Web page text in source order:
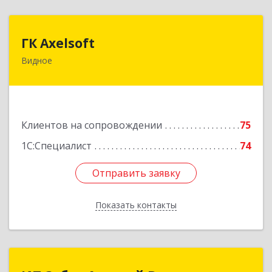
ГК Axelsoft
Видное
Клиентов на сопровождении
75
1С:Специалист
74
Отправить заявку
Показать контакты
Отправить заявку
Назад
ИП Зубра Алексей Вадимович